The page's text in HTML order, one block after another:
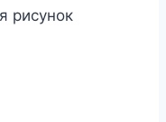
рисунок